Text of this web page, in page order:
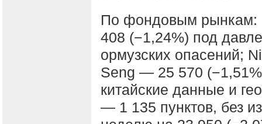
По фондовым рынкам:
408 (−1,24%) под
ормузских опасений;
Seng — 25 570
китайские данные и
— 1 135 пунктов, без